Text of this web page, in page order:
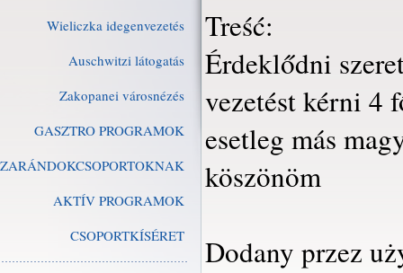
Wieliczka idegenvezetés
Auschwitzi látogatás
Zakopanei városnézés
GASZTRO PROGRAMOK
ZARÁNDOKCSOPORTOKNAK
AKTÍV PROGRAMOK
CSOPORTKÍSÉRET
Treść:
Érdeklődni
vezetést kérni 4
esetleg más
köszönöm
Dodany przez